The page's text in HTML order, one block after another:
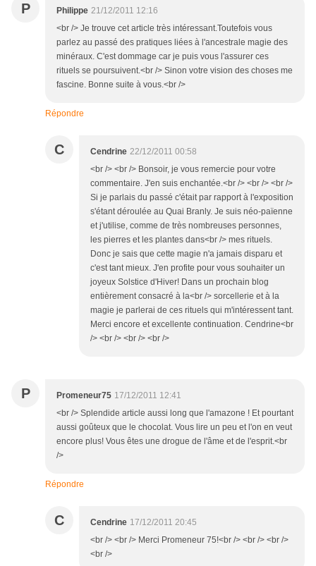
P Philippe 21/12/2011 12:16
<br /> Je trouve cet article très intéressant.Toutefois vous
parlez au passé des pratiques liées à l'ancestrale magie des
minéraux. C'est dommage car je puis vous l'assurer ces
rituels se poursuivent.<br /> Sinon votre vision des choses me
fascine. Bonne suite à vous.<br />
Répondre
C Cendrine 22/12/2011 00:58
<br /> <br /> Bonsoir, je vous remercie pour votre
commentaire. J'en suis enchantée.<br /> <br /> <br />
Si je parlais du passé c'était par rapport à l'exposition
s'étant déroulée au Quai Branly. Je suis néo-païenne
et j'utilise, comme de très nombreuses personnes,
les pierres et les plantes dans<br /> mes rituels.
Donc je sais que cette magie n'a jamais disparu et
c'est tant mieux. J'en profite pour vous souhaiter un
joyeux Solstice d'Hiver! Dans un prochain blog
entièrement consacré à la<br /> sorcellerie et à la
magie je parlerai de ces rituels qui m'intéressent tant.
Merci encore et excellente continuation. Cendrine<br
/> <br /> <br /> <br />
P Promeneur75 17/12/2011 12:41
<br /> Splendide article aussi long que l'amazone ! Et pourtant
aussi goûteux que le chocolat. Vous lire un peu et l'on en veut
encore plus! Vous êtes une drogue de l'âme et de l'esprit.<br
/>
Répondre
C Cendrine 17/12/2011 20:45
<br /> <br /> Merci Promeneur 75!<br /> <br /> <br />
<br />